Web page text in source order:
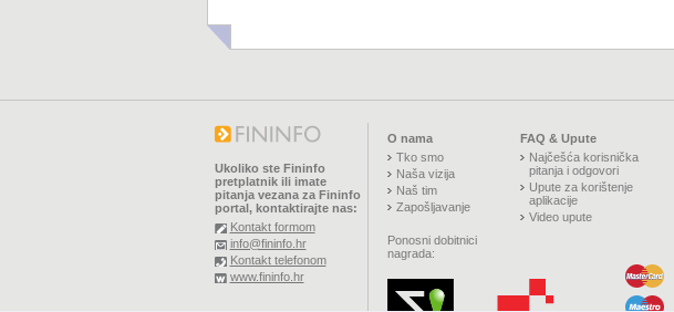
Ukoliko ste Fininfo
pretplatnik ili imate
pitanja vezana za Fininfo
portal, kontaktirajte nas:
Kontakt formom
info@fininfo.hr
Kontakt telefonom
www.fininfo.hr
O nama
Tko smo
Naša vizija
Naš tim
Zapošljavanje
Ponosni dobitnici
nagrada:
FAQ & Upute
Najčešća korisnička
pitanja i odgovori
Upute za korištenje
aplikacije
Video upute